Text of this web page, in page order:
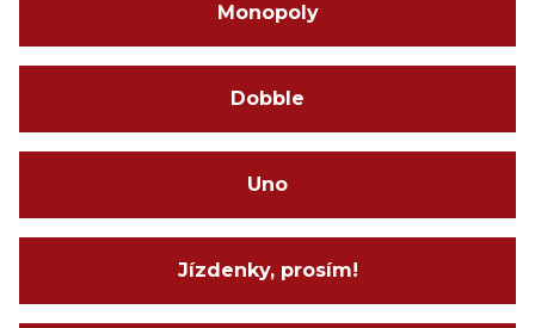
Monopoly
Dobble
Uno
Jízdenky, prosím!